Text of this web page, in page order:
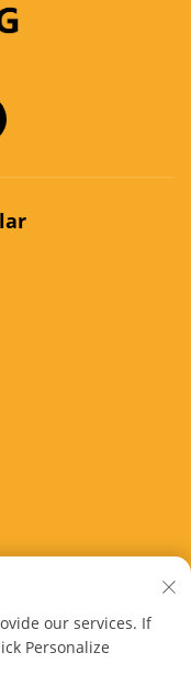
our services. If
Personalize